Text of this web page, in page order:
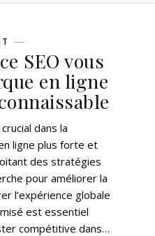
SEO vous
en ligne
dans la
ligne plus forte et
des stratégies
pour améliorer la
l’expérience globale
est essentiel
compétitive dans…